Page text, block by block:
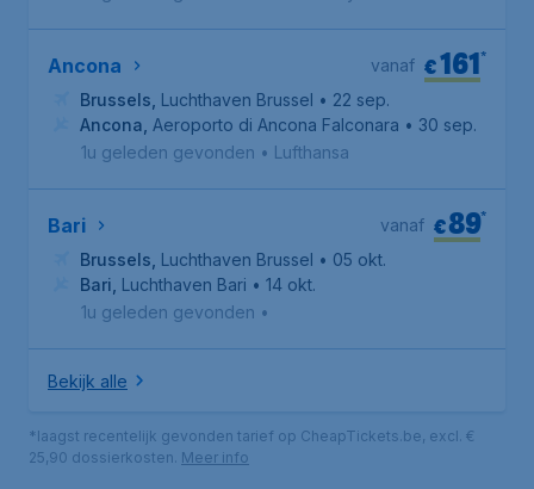
Ancona €161*
vanaf
Brussels Luchthaven Brussel • 22 sep.
Ancona Aeroporto di Ancona Falconara • 30 sep.
1u geleden gevonden • Lufthansa
Bari €89*
vanaf
Brussels Luchthaven Brussel • 05 okt.
Bari Luchthaven Bari • 14 okt.
1u geleden gevonden •
Bekijk alle
*laagst recentelijk gevonden tarief op CheapTickets.be, excl. €
25,90 dossierkosten. Meer info